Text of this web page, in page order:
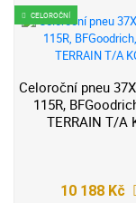
CELOROČNÍ
Celoroční pneu
115R,
TERRAIN T/A
10 188 Kč